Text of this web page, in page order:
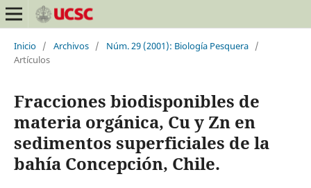
Inicio / Archivos / Núm. 29 (2001): Biología Pesquera /
Artículos
Fracciones biodisponibles de
materia orgánica, Cu y Zn en
sedimentos superficiales de la
bahía Concepción, Chile.